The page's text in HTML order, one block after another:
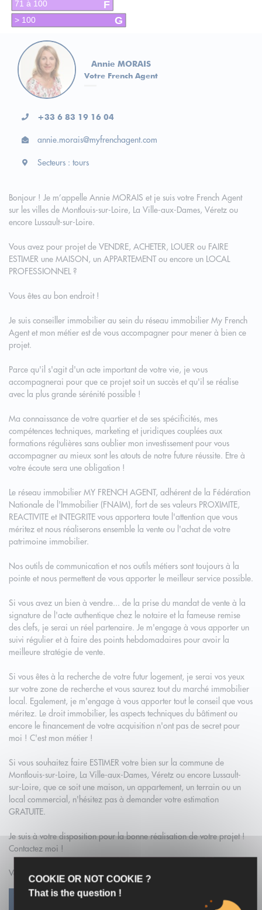
F
71 à 100
G
> 100
Annie MORAIS
Votre French Agent
+33 6 83 19 16 04
annie.morais@myfrenchagent.com
Secteurs : tours
Bonjour ! Je m’appelle Annie MORAIS et je suis votre French Agent
sur les villes de Montlouis-sur-Loire, La Ville-aux-Dames, Véretz ou
encore Lussault-sur-Loire.
Vous avez pour projet de VENDRE, ACHETER, LOUER ou FAIRE
ESTIMER une MAISON, un APPARTEMENT ou encore un LOCAL
PROFESSIONNEL ?
Vous êtes au bon endroit !
Je suis conseiller immobilier au sein du réseau immobilier My French
Agent et mon métier est de vous accompagner pour mener à bien ce
projet.
Parce qu'il s'agit d'un acte important de votre vie, je vous
accompagnerai pour que ce projet soit un succès et qu'il se réalise
avec la plus grande sérénité possible !
Ma connaissance de votre quartier et de ses spécificités, mes
compétences techniques, marketing et juridiques couplées aux
formations régulières sans oublier mon investissement pour vous
accompagner au mieux sont les atouts de notre future réussite. Etre à
votre écoute sera une obligation !
Le réseau immobilier MY FRENCH AGENT, adhérent de la Fédération
Nationale de l'Immobilier (FNAIM), fort de ses valeurs PROXIMITE,
REACTIVITE et INTEGRITE vous apportera toute l'attention que vous
méritez et nous réaliserons ensemble la vente ou l'achat de votre
patrimoine immobilier.
Nos outils de communication et nos outils métiers sont toujours à la
pointe et nous permettent de vous apporter le meilleur service possible.
Si vous avez un bien à vendre... de la prise du mandat de vente à la
signature de l'acte authentique chez le notaire et la fameuse remise
des clefs, je serai un réel partenaire. Je m'engage à vous apporter un
suivi régulier et à faire des points hebdomadaires pour avoir la
meilleure stratégie de vente.
Si vous êtes à la recherche de votre futur logement, je serai vos yeux
sur votre zone de recherche et vous saurez tout du marché immobilier
local. Egalement, je m'engage à vous apporter tout le conseil que vous
méritez. Le droit immobilier, les aspects techniques du bâtiment ou
encore le financement de votre acquisition n'ont pas de secret pour
moi ! C'est mon métier !
Si vous souhaitez faire ESTIMER votre bien sur la commune de
Montlouis-sur-Loire, La Ville-aux-Dames, Véretz ou encore Lussault-
sur-Loire, que ce soit une maison, un appartement, un terrain ou un
local commercial, n'hésitez pas à demander votre estimation
GRATUITE.
Je suis à votre disposition pour la bonne réalisation de votre projet !
Contactez moi !
Vous pouvez également consulter mon site personnel en cliquant
VOIR PROFIL
COOKIE OR NOT COOKIE ?
That is the question !